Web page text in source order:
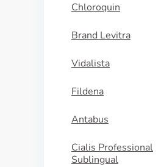
Chloroquin
Brand Levitra
Vidalista
Fildena
Antabus
Cialis Professional
Sublingual